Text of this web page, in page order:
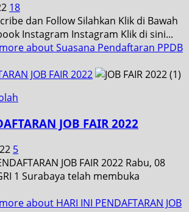
18
dan Follow Silahkan Klik di Bawah
Instagram Instagram Klik di sini...
about Suasana Pendaftaran PPDB
JOB FAIR 2022
JOB FAIR 2022
5
JOB FAIR 2022 Rabu, 08
1 Surabaya telah membuka
about HARI INI PENDAFTARAN JOB